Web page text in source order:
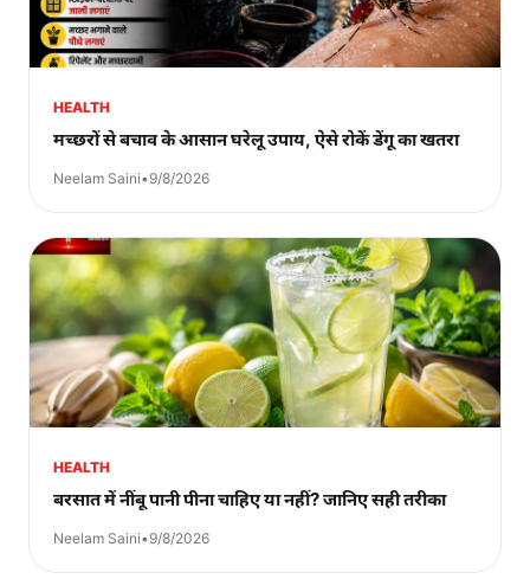
HEALTH
मच्छरों से बचाव के आसान घरेलू उपाय, ऐसे रोकें डेंगू का खतरा
Neelam Saini•9/8/2026
HEALTH
बरसात में नींबू पानी पीना चाहिए या नहीं? जानिए सही तरीका
Neelam Saini•9/8/2026